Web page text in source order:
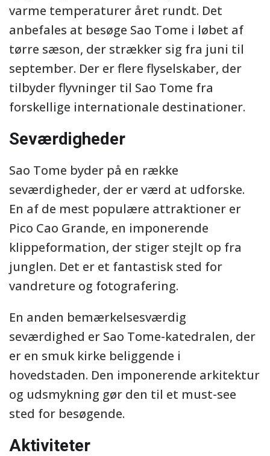
varme temperaturer året rundt. Det
anbefales at besøge Sao Tome i løbet af
tørre sæson, der strækker sig fra juni til
september. Der er flere flyselskaber, der
tilbyder flyvninger til Sao Tome fra
forskellige internationale destinationer.
Seværdigheder
Sao Tome byder på en række
seværdigheder, der er værd at udforske.
En af de mest populære attraktioner er
Pico Cao Grande, en imponerende
klippeformation, der stiger stejlt op fra
junglen. Det er et fantastisk sted for
vandreture og fotografering.
En anden bemærkelsesværdig
seværdighed er Sao Tome-katedralen, der
er en smuk kirke beliggende i
hovedstaden. Den imponerende arkitektur
og udsmykning gør den til et must-see
sted for besøgende.
Aktiviteter